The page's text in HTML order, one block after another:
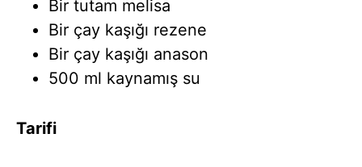
Bir tutam melisa
Bir çay kaşığı rezene
Bir çay kaşığı anason
500 ml kaynamış su
Tarifi